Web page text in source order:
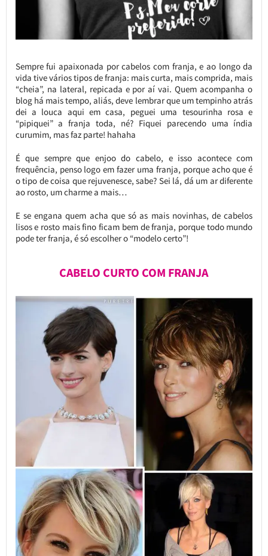
Sempre fui apaixonada por cabelos com franja, e ao longo da
vida tive vários tipos de franja: mais curta, mais comprida, mais
“cheia”, na lateral, repicada e por aí vai. Quem acompanha o
blog há mais tempo, aliás, deve lembrar que um tempinho atrás
dei a louca aqui em casa, peguei uma tesourinha rosa e
“pipiquei” a franja toda, né? Fiquei parecendo uma índia
curumim, mas faz parte! hahaha
É que sempre que enjoo do cabelo, e isso acontece com
frequência, penso logo em fazer uma franja, porque acho que é
o tipo de coisa que rejuvenesce, sabe? Sei lá, dá um ar diferente
ao rosto, um charme a mais…
E se engana quem acha que só as mais novinhas, de cabelos
lisos e rosto mais fino ficam bem de franja, porque todo mundo
pode ter franja, é só escolher o “modelo certo”!
CABELO CURTO COM FRANJA